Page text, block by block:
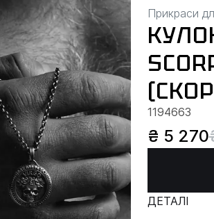
Прикраси
1194663
₴ 5 270
ДЕТАЛІ